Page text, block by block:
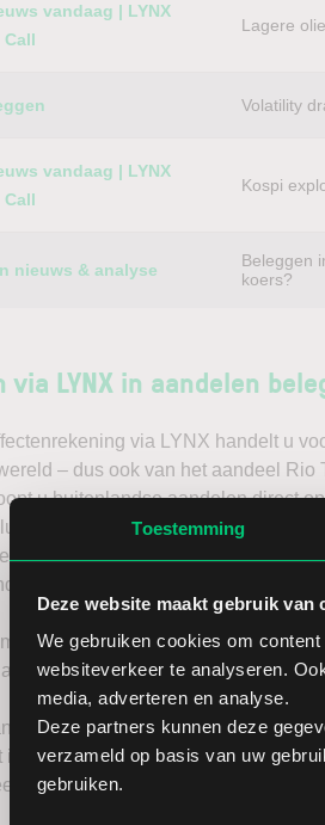
Toestemming
Deze website maakt gebruik van
We gebruiken cookies om
websiteverkeer te analyseren.
media, adverteren en analyse.
Deze partners kunnen deze
verzameld op basis van uw
gebruiken.
vandaag | LYNX
Call
Lagere
Volatility
vandaag | LYNX
Call
Kospi
nieuws & analyse
Beleggen
koers?
via LYNX in aandelen
via LYNX handelt u
– dus ook van het aandeel
u buitenlandse aandelen direct
en een lage spread. Handelen
trading tools, waarmee u direct
koers door long te gaan, of
u de volgende stap in
serieus neemt.
in bijvoorbeeld het aandeel Rio
in plaats van daalt, kunnen de
te wegen in uw